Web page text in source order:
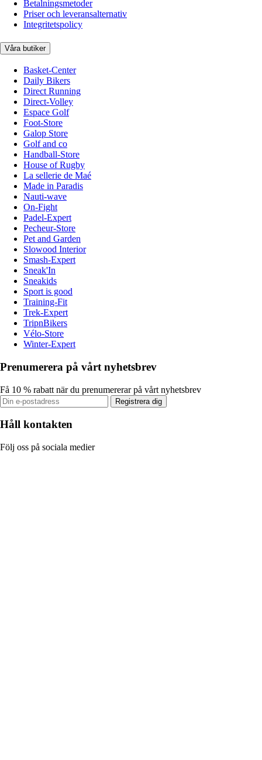
Betalningsmetoder
Priser och leveransalternativ
Integritetspolicy
Våra butiker
Basket-Center
Daily Bikers
Direct Running
Direct-Volley
Espace Golf
Foot-Store
Galop Store
Golf and co
Handball-Store
House of Rugby
La sellerie de Maé
Made in Paradis
Nauti-wave
On-Fight
Padel-Expert
Pecheur-Store
Pet and Garden
Slowood Interior
Smash-Expert
Sneak'In
Sneakids
Sport is good
Training-Fit
Trek-Expert
TripnBikers
Vélo-Store
Winter-Expert
Prenumerera på vårt nyhetsbrev
Få 10 % rabatt när du prenumererar på vårt nyhetsbrev
Registrera dig
Håll kontakten
Följ oss på sociala medier